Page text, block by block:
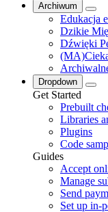
Archiwum
Edukacja
Dzikie
Dźwięki
Dropdown
Get Started
Prebuilt
Libraries
Plugins
Code
Guides
Accept
Manage
Send
Set up in-